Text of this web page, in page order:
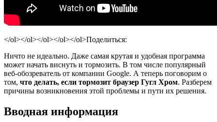
</ol></ol></ol></ol></ol>Поделиться:
Ничто не идеально. Даже самая крутая и удобная программа
может начать виснуть и тормозить. В том числе популярный
веб-обозреватель от компании Google. А теперь поговорим о
том, что делать, если тормозит браузер Гугл Хром. Разберем
причины возникновения этой проблемы и пути их решения.
Вводная информация